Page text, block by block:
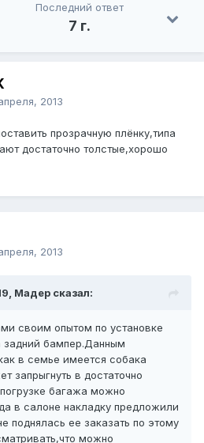
Последний ответ
7 г.
2013
прозрачную плёнку,типа
достаточно толстые,хорошо
2013
Мадер сказал:
своим опытом по установке
задний бампер.Данным
в семье имеется собака
запрыгнуть в достаточно
багажа можно
в салоне накладку предложили
поднялась ее заказать по этому
можно